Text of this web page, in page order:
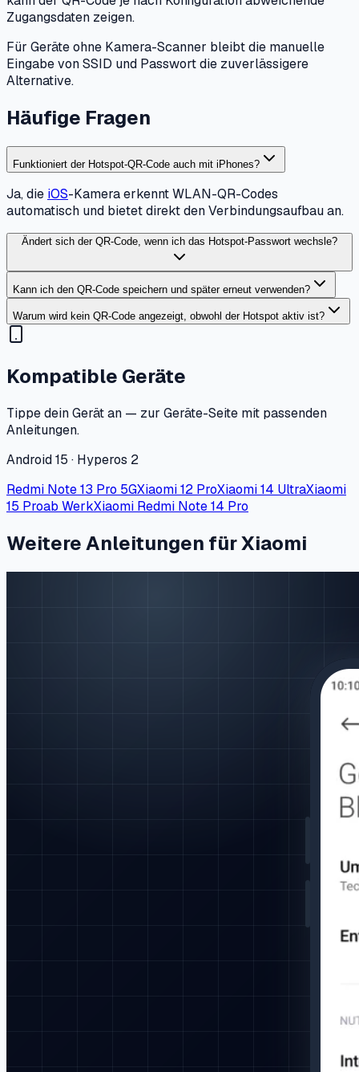
Zugangsdaten zeigen.
Für Geräte ohne Kamera-Scanner bleibt die manuelle
Eingabe von SSID und Passwort die zuverlässigere
Alternative.
Häufige Fragen
Funktioniert der Hotspot-QR-Code auch mit iPhones?
Ja, die iOS-Kamera erkennt WLAN-QR-Codes
automatisch und bietet direkt den Verbindungsaufbau an.
Ändert sich der QR-Code, wenn ich das Hotspot-Passwort wechsle?
Kann ich den QR-Code speichern und später erneut verwenden?
Warum wird kein QR-Code angezeigt, obwohl der Hotspot aktiv ist?
Kompatible Geräte
Tippe dein Gerät an — zur Geräte-Seite mit passenden
Anleitungen.
Android 15 · Hyperos 2
Redmi Note 13 Pro 5GXiaomi 12 ProXiaomi 14 UltraXiaomi
15 Proab WerkXiaomi Redmi Note 14 Pro
Weitere Anleitungen für Xiaomi